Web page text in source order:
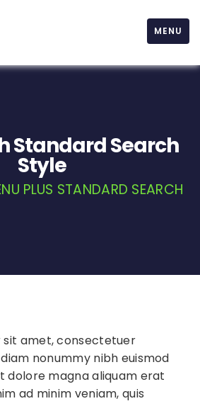
MENU
Standard Search
Style
PLUS STANDARD SEARCH
sit amet, consectetuer
nonummy nibh euismod
dolore magna aliquam erat
ad minim veniam, quis